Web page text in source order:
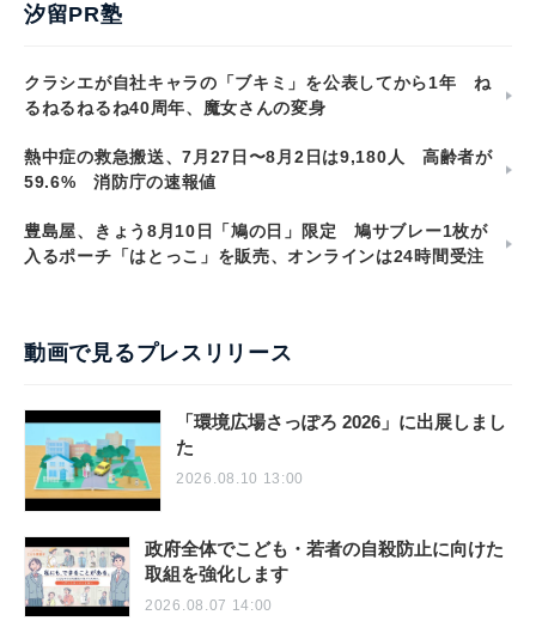
汐留PR塾
クラシエが自社キャラの「ブキミ」を公表してから1年 ね
るねるねるね40周年、魔女さんの変身
熱中症の救急搬送、7月27日〜8月2日は9,180人 高齢者が
59.6% 消防庁の速報値
豊島屋、きょう8月10日「鳩の日」限定 鳩サブレー1枚が
入るポーチ「はとっこ」を販売、オンラインは24時間受注
動画で見るプレスリリース
「環境広場さっぽろ 2026」に出展しまし
た
2026.08.10 13:00
政府全体でこども・若者の自殺防止に向けた
取組を強化します
2026.08.07 14:00